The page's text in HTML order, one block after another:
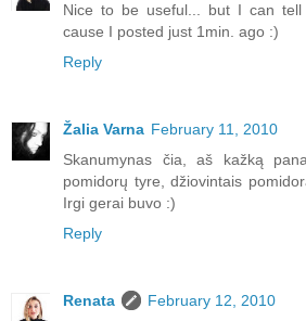
Nice to be useful... but I can
cause I posted just 1min. ago :)
Reply
Žalia Varna February 11, 2010
Skanumynas čia, aš kažką
pomidorų tyre, džiovintais
Irgi gerai buvo :)
Reply
Renata
February 12, 2010